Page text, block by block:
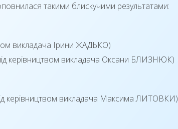
такими блискучими результатами:
викладача Ірини ЖАДЬКО)
керівництвом викладача Оксани БЛИЗНЮК)
керівництвом викладача Максима ЛИТОВКИ)